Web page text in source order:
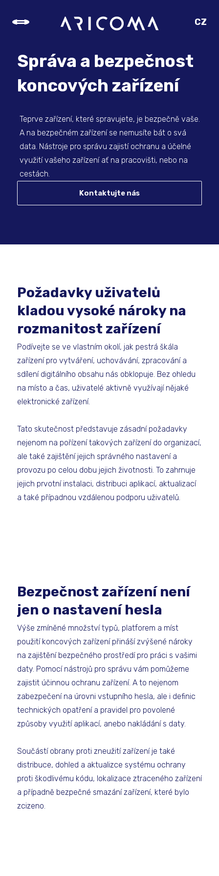
CZ
Správa a bezpečnost
koncových zařízení
Teprve zařízení, které spravujete, je bezpečně vaše.
A na bezpečném zařízení se nemusíte bát o svá
data. Nástroje pro správu zajistí ochranu a účelné
využití vašeho zařízení ať na pracovišti, nebo na
cestách.
Kontaktujte nás
Požadavky uživatelů
kladou vysoké nároky na
rozmanitost zařízení
Podívejte se ve vlastním okolí, jak pestrá škála
zařízení pro vytváření, uchovávání, zpracování a
sdílení digitálního obsahu nás obklopuje. Bez ohledu
na místo a čas, uživatelé aktivně využívají nějaké
elektronické zařízení.
Tato skutečnost představuje zásadní požadavky
nejenom na pořízení takových zařízení do organizací,
ale také zajištění jejich správného nastavení a
provozu po celou dobu jejich životnosti. To zahrnuje
jejich prvotní instalaci, distribuci aplikací, aktualizací
a také případnou vzdálenou podporu uživatelů.
Bezpečnost zařízení není
jen o nastavení hesla
Výše zmíněné množství typů, platforem a míst
použití koncových zařízení přináší zvýšené nároky
na zajištění bezpečného prostředí pro práci s vašimi
daty. Pomocí nástrojů pro správu vám pomůžeme
zajistit účinnou ochranu zařízení. A to nejenom
zabezpečení na úrovni vstupního hesla, ale i definic
technických opatření a pravidel pro povolené
způsoby využití aplikací, anebo nakládání s daty.
Součástí obrany proti zneužití zařízení je také
distribuce, dohled a aktualizce systému ochrany
proti škodlivému kódu, lokalizace ztraceného zařízení
a případně bezpečné smazání zařízení, které bylo
zcizeno.